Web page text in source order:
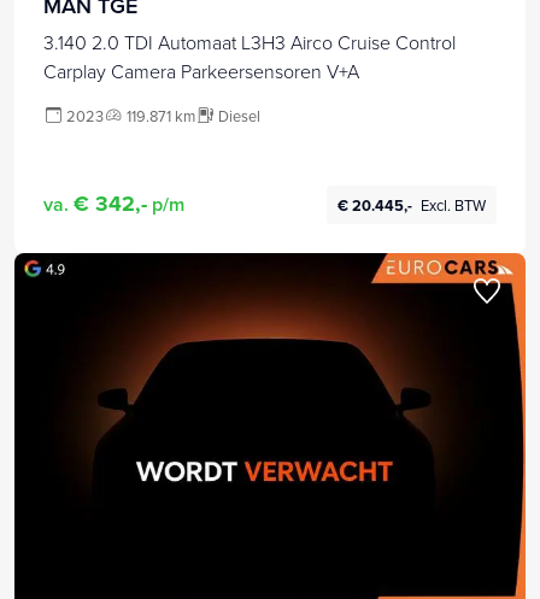
3.140 2.0 TDI Automaat L3H3 Airco Cruise Control
Carplay Camera Parkeersensoren V+A
2023 119.871 km Diesel
va. € 342,- p/m € 20.445,- Excl. BTW